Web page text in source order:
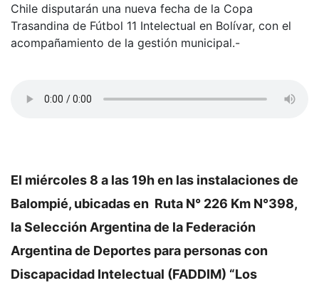
Chile disputarán una nueva fecha de la Copa
Trasandina de Fútbol 11 Intelectual en Bolívar, con el
acompañamiento de la gestión municipal.-
El miércoles 8 a las 19h en las instalaciones de
Balompié, ubicadas en Ruta N° 226 Km N°398,
la Selección Argentina de la Federación
Argentina de Deportes para personas con
Discapacidad Intelectual (FADDIM) “Los